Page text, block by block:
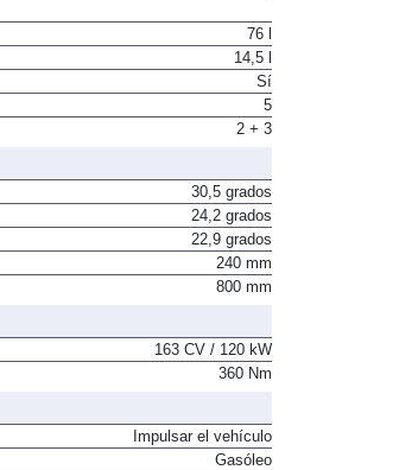
76 l
14,5 l
Sí
5
2 + 3
30,5 grados
24,2 grados
22,9 grados
240 mm
800 mm
163 CV / 120 kW
360 Nm
Impulsar el vehículo
Gasóleo